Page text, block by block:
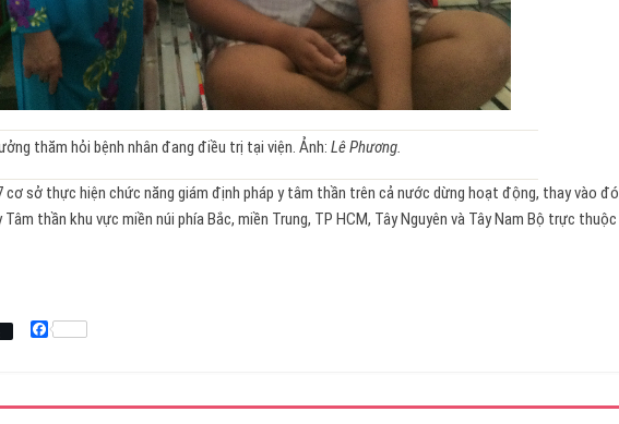
thăm hỏi bệnh nhân đang điều trị tại viện. Ảnh: Lê Phương.
cơ sở thực hiện chức năng giám định pháp y tâm thần trên cả nước dừng hoạt động, thay vào đó
thần khu vực miền núi phía Bắc, miền Trung, TP HCM, Tây Nguyên và Tây Nam Bộ trực thuộc
Facebook